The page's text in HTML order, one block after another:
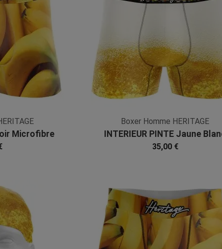
Microfibre
Boxer Homme HERITAGE
INTERIEUR PINTE Jaune
Microfibre
35,00 €